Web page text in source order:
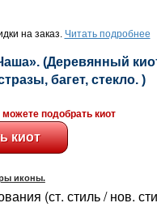
на заказ. Читать подробнее
(Деревянный
багет, стекло. )
подобрать киот
иконы.
(ст. стиль / нов.